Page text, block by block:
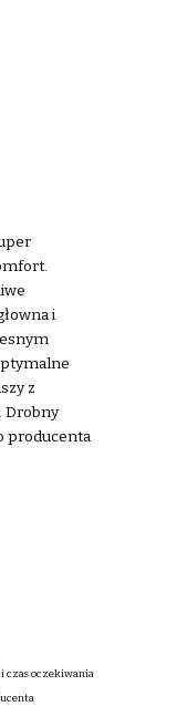
i
z
Drobny
producenta
czas oczekiwania